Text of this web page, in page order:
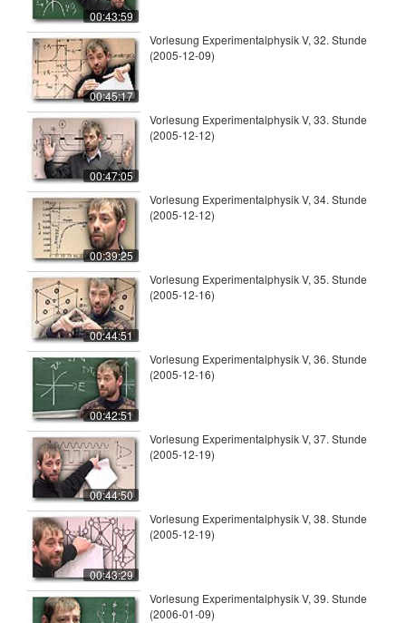
00:43:59
00:45:17
Vorlesung Experimentalphysik V, 32. Stunde
(2005-12-09)
00:47:05
Vorlesung Experimentalphysik V, 33. Stunde
(2005-12-12)
00:39:25
Vorlesung Experimentalphysik V, 34. Stunde
(2005-12-12)
00:44:51
Vorlesung Experimentalphysik V, 35. Stunde
(2005-12-16)
00:42:51
Vorlesung Experimentalphysik V, 36. Stunde
(2005-12-16)
00:44:50
Vorlesung Experimentalphysik V, 37. Stunde
(2005-12-19)
00:43:29
Vorlesung Experimentalphysik V, 38. Stunde
(2005-12-19)
Vorlesung Experimentalphysik V, 39. Stunde
(2006-01-09)